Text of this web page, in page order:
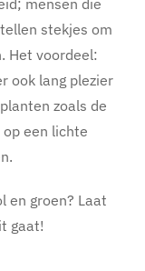
mensen die
stekjes om
Het voordeel:
ook lang plezier
zoals de
een lichte
en groen? Laat
gaat!